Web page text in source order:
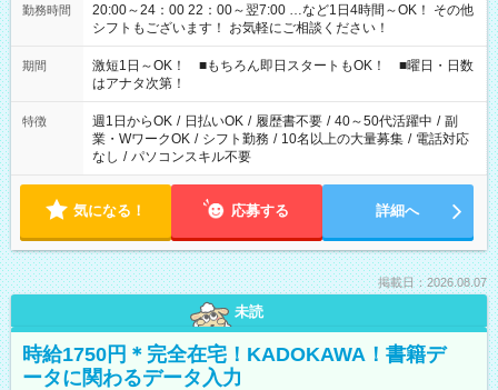
勤務時間
20:00～24：00 22：00～翌7:00 …など1日4時間～OK！ その他
シフトもございます！ お気軽にご相談ください！
期間
激短1日～OK！ ■もちろん即日スタートもOK！ ■曜日・日数
はアナタ次第！
特徴 週1日からOK / 日払いOK / 履歴書不要 / 40～50代活躍中 / 副
業・WワークOK / シフト勤務 / 10名以上の大量募集 / 電話対応
なし / パソコンスキル不要
気になる！ 応募する 詳細へ
掲載日：2026.08.07
未読
時給1750円＊完全在宅！KADOKAWA！書籍デ
ータに関わるデータ入力